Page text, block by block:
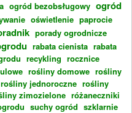
ogród bezobsługowy ogród
oświetlenie paprocie
porady ogrodnicze
rabata cienista rabata
recykling rocznice
rośliny domowe rośliny
rośliny jednoroczne rośliny
zimozielone różaneczniki
suchy ogród szklarnie